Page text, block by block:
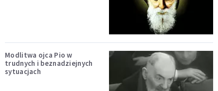
Modlitwa ojca Pio w
trudnych i beznadziejnych
sytuacjach